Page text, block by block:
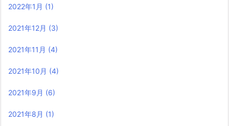
2022年1月 (1)
2021年12月 (3)
2021年11月 (4)
2021年10月 (4)
2021年9月 (6)
2021年8月 (1)